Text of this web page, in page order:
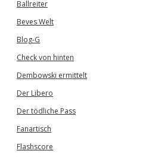
Ballreiter
Beves Welt
Blog-G
Check von hinten
Dembowski ermittelt
Der Libero
Der tödliche Pass
Fanartisch
Flashscore